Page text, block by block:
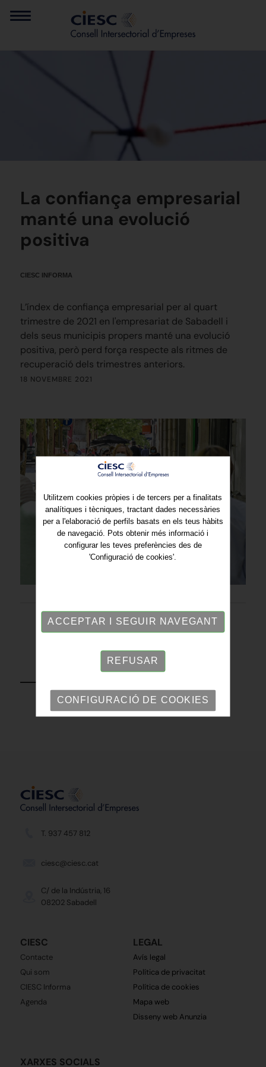
La confiança empresarial
manté una evolució
positiva
CIESC INFORMA
L’índex de confiança empresarial per al quart
trimestre de 2021 en l'empresariat de Sabadell i
dels seus municipis propers manté una evolució
positiva, però perd força respecte als ritmes de
recuperació dels trimestres anteriors.
18 NOVEMBRE 2021
TORNAR
T. 937 457 812
ciesc@ciesc.cat
C/ de la Indústria, 16
08202 Sabadell
CIESC
Contacte
Qui som
CIESC Informa
Agenda
XARXES SOCIALS
LEGAL
Avís legal
Política de privacitat
Política de cookies
Mapa web
Disseny web Anunzia
Utilitzem cookies pròpies i de tercers per a finalitats
analítiques i tècniques, tractant dades necessàries
per a l'elaboració de perfils basats en els teus hàbits
de navegació. Pots obtenir més informació i
configurar les teves preferències des de
'Configuració de cookies'.
ACCEPTAR I SEGUIR NAVEGANT
REFUSAR
CONFIGURACIÓ DE COOKIES